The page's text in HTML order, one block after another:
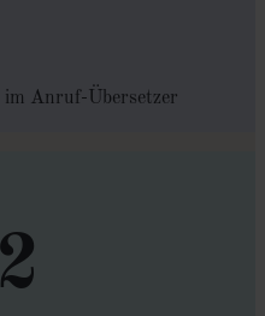
Anruf-Übersetzer